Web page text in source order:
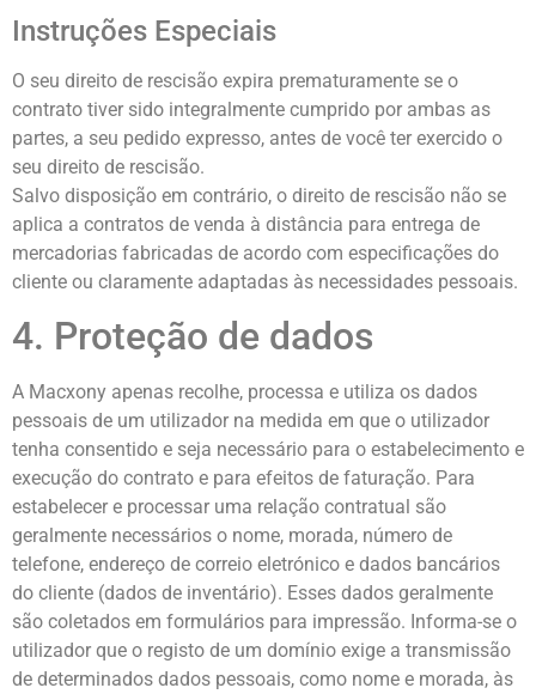
Instruções Especiais
O seu direito de rescisão expira prematuramente se o
contrato tiver sido integralmente cumprido por ambas as
partes, a seu pedido expresso, antes de você ter exercido o
seu direito de rescisão.
Salvo disposição em contrário, o direito de rescisão não se
aplica a contratos de venda à distância para entrega de
mercadorias fabricadas de acordo com especificações do
cliente ou claramente adaptadas às necessidades pessoais.
4. Proteção de dados
A Macxony apenas recolhe, processa e utiliza os dados
pessoais de um utilizador na medida em que o utilizador
tenha consentido e seja necessário para o estabelecimento e
execução do contrato e para efeitos de faturação. Para
estabelecer e processar uma relação contratual são
geralmente necessários o nome, morada, número de
telefone, endereço de correio eletrónico e dados bancários
do cliente (dados de inventário). Esses dados geralmente
são coletados em formulários para impressão. Informa-se o
utilizador que o registo de um domínio exige a transmissão
de determinados dados pessoais, como nome e morada, às